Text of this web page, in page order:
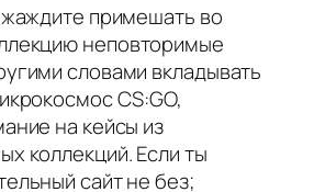
примешать во
неповторимые
словами вкладывать
CS:GO,
на кейсы из
коллекций. Если ты
сайт не без;